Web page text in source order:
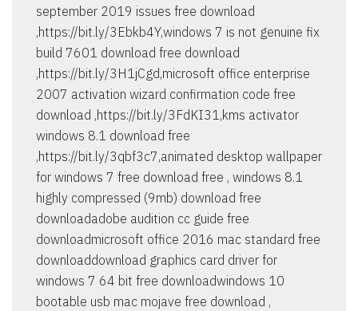
september 2019 issues free download
,https://bit.ly/3Ebkb4Y,windows 7 is not genuine fix
build 7601 download free download
,https://bit.ly/3H1jCgd,microsoft office enterprise
2007 activation wizard confirmation code free
download ,https://bit.ly/3FdKI31,kms activator
windows 8.1 download free
,https://bit.ly/3qbf3c7,animated desktop wallpaper
for windows 7 free download free , windows 8.1
highly compressed (9mb) download free
downloadadobe audition cc guide free
downloadmicrosoft office 2016 mac standard free
downloaddownload graphics card driver for
windows 7 64 bit free downloadwindows 10
bootable usb mac mojave free download ,